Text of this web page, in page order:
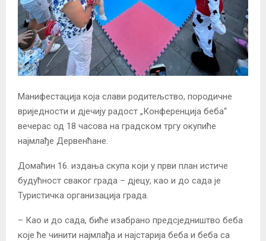
Манифестација која слави родитељство, породичне
вриједности и дјечију радост „Конференција беба“
вечерас од 18 часова на градском тргу окупиће
најмлађе Дервенћане.
Домаћин 16. издања скупа који у први план истиче
будућност сваког града – дјецу, као и до сада је
Туристичка организација града.
– Као и до сада, биће изабрано предсједништво беба
које ће чинити најмлађа и најстарија беба и беба са